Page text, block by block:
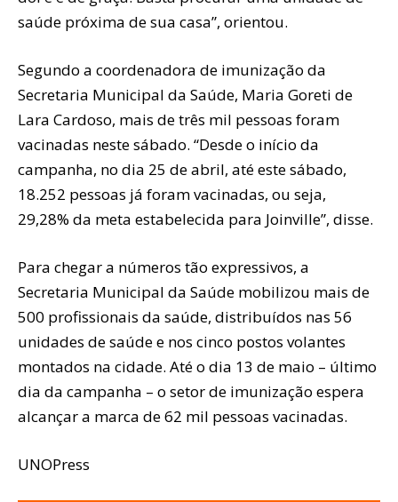
saúde próxima de sua casa”, orientou.
Segundo a coordenadora de imunização da
Secretaria Municipal da Saúde, Maria Goreti de
Lara Cardoso, mais de três mil pessoas foram
vacinadas neste sábado. “Desde o início da
campanha, no dia 25 de abril, até este sábado,
18.252 pessoas já foram vacinadas, ou seja,
29,28% da meta estabelecida para Joinville”, disse.
Para chegar a números tão expressivos, a
Secretaria Municipal da Saúde mobilizou mais de
500 profissionais da saúde, distribuídos nas 56
unidades de saúde e nos cinco postos volantes
montados na cidade. Até o dia 13 de maio – último
dia da campanha – o setor de imunização espera
alcançar a marca de 62 mil pessoas vacinadas.
UNOPress